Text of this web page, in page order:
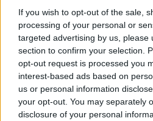
If you wish to opt-out of the sale,
processing of your personal or
targeted advertising by us, please
section to confirm your selection.
opt-out request is processed you
interest-based ads based on
us or personal information
your opt-out. You may separately
disclosure of your personal
REM-alvás idején nagy,
jelenhetnek meg az agy körül
Ezek a hullámok
elektromos aktivitásával és az
változásaival. Amikor az idegi
kevesebb vér áramlik
felszabaduló térbe pedig több
mozdulhat be.